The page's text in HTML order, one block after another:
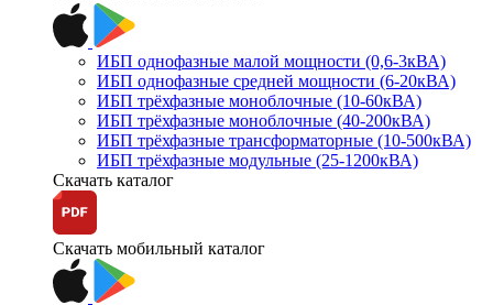
ИБП однофазные малой мощности (0,6-3кВА)
ИБП однофазные средней мощности (6-20кВА)
ИБП трёхфазные моноблочные (10-60кВА)
ИБП трёхфазные моноблочные (40-200кВА)
ИБП трёхфазные трансформаторные (10-500кВА)
ИБП трёхфазные модульные (25-1200кВА)
Скачать каталог
Скачать мобильный каталог